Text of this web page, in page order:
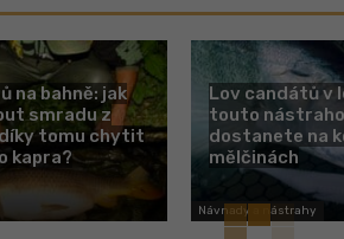
na bahně: jak
smradu z
tomu chytit
kapra?
Návnady a nástrahy
Lov candátů v
touto
dostanete na
mělčinách